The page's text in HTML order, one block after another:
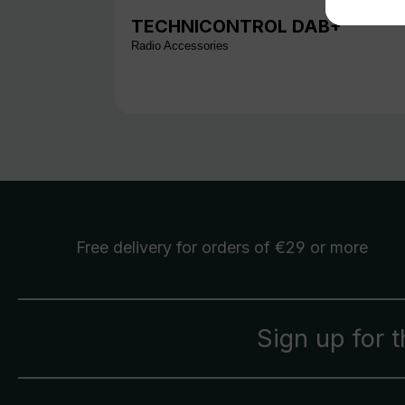
TECHNICONTROL DAB+
Radio Accessories
Free delivery for orders of €29 or more
Sign up for